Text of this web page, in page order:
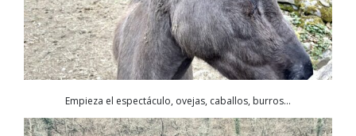
Empieza el espectáculo, ovejas, caballos, burros…